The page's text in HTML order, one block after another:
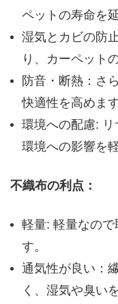
ペットの寿命を
湿気とカビの防
り、カーペット
防音・断熱：さ
快適性を高めます
環境への配慮: リ
環境への影響を
不織布の利点：
軽量: 軽量なの
す。
通気性が良い：
く、湿気や臭い